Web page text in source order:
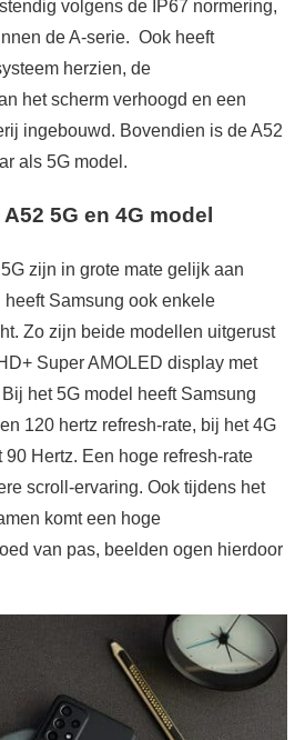
volgens de IP67 normering,
de A-serie. Ook heeft
herzien, de
het scherm verhoogd en een
ingebouwd. Bovendien is de A52
als 5G model.
5G en 4G model
zijn in grote mate gelijk aan
Samsung ook enkele
Zo zijn beide modellen uitgerust
Super AMOLED display met
het 5G model heeft Samsung
120 hertz refresh-rate, bij het 4G
90 Hertz. Een hoge refresh-rate
scroll-ervaring. Ook tijdens het
komt een hoge
van pas, beelden ogen hierdoor